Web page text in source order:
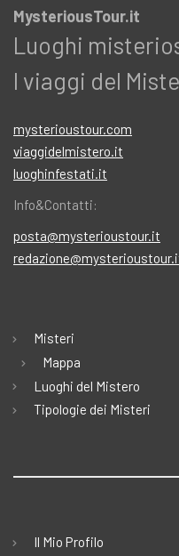
MysteriousTour.it
Luoghi
I viaggi del
mysterioustour.com
viaggidelmistero.it
luoghinfestati.it
Info&Contatti:
posta@mysterioustour.it
Misteri
Mappa
Luoghi del Mistero
Tipologie dei Misteri
Il Mio Profilo